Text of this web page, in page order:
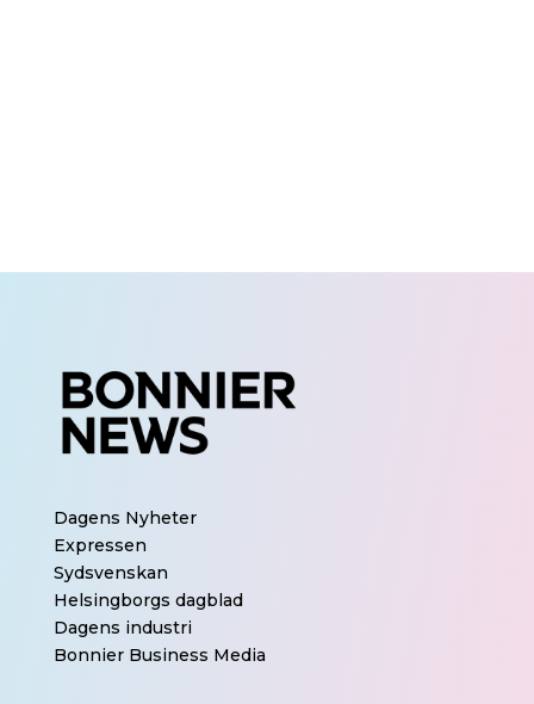
Dagens Nyheter
Expressen
Sydsvenskan
Helsingborgs dagblad
Dagens industri
Bonnier Business Media